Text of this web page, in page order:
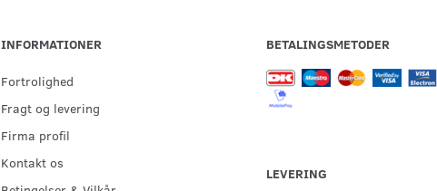
INFORMATIONER
Fortrolighed
Fragt og levering
Firma profil
Kontakt os
BETALINGSMETODER
LEVERING